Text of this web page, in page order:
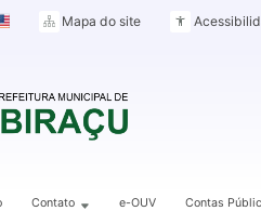
Mapa do site
Contato e-OUV Contas